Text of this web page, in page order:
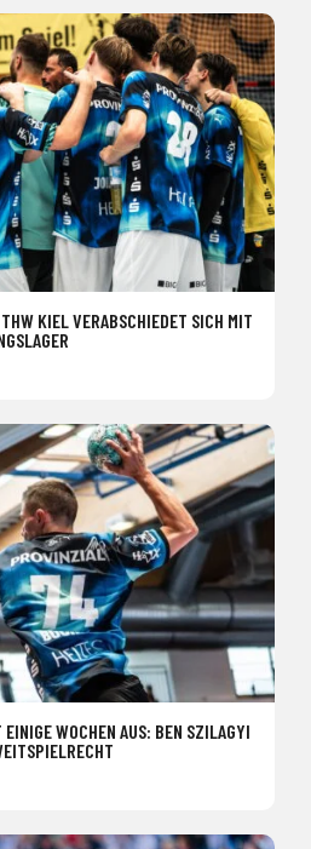
KIEL VERABSCHIEDET SICH MIT
WOCHEN AUS: BEN SZILAGYI